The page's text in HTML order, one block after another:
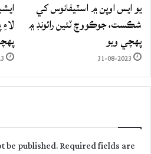
يو ايس اوپن ۾ اسٽيفانوس کي
شڪست، جوڪووچ ٽئين رائونڊ ۾
پهچي ويو
31-08-2023
be published.Required fields are